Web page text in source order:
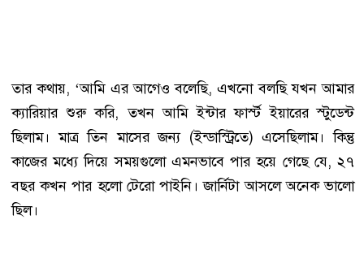
তার কথায়, ‘আমি এর আগেও বলেছি, এখনো বলছি যখন আমার
ক্যারিয়ার শুরু করি, তখন আমি ইন্টার ফার্স্ট ইয়ারের স্টুডেন্ট
ছিলাম। মাত্র তিন মাসের জন্য (ইন্ডাস্ট্রিতে) এসেছিলাম। কিন্তু
কাজের মধ্যে দিয়ে সময়গুলো এমনভাবে পার হয়ে গেছে যে, ২৭
বছর কখন পার হলো টেরো পাইনি। জার্নিটা আসলে অনেক ভালো
ছিল।